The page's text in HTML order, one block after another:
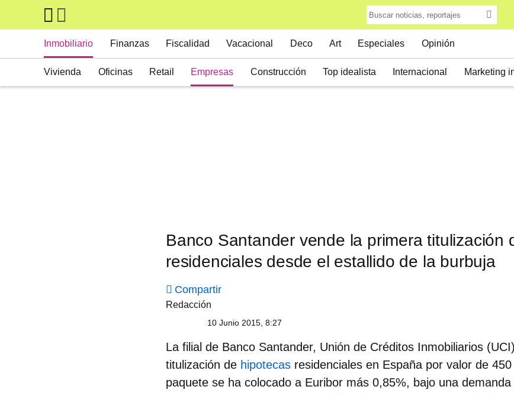
Skip to main content
Inmobiliario
Vivienda Oficinas Retail Empresas Construcción Top idealista Internacional Marketing
Finanzas Fiscalidad Vacacional Deco Art Especiales Opinión
Banco Santander vende la primera titulización
residenciales desde el estallido de la burbuja
Compartir
Redacción
10 Junio 2015, 8:27
La filial de Banco Santander, Unión de Créditos Inmobiliarios (UCI)
titulización de hipotecas residenciales en España por valor de
paquete se ha colocado a Euribor más 0,85%, bajo una demanda